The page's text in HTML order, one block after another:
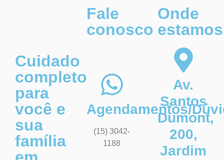
Cuidado
completo
para
você e
sua
família
Fale
conosco
Agendamentos/
(15) 3042-
1188
Onde
Av.
Santos
Dumont,
200,
Jardim